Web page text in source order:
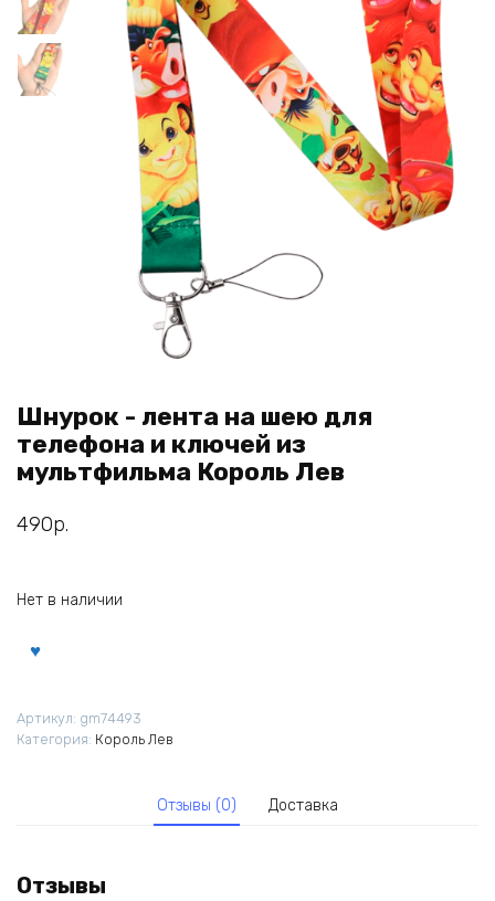
Шнурок - лента на шею для
телефона и ключей из
мультфильма Король Лев
490р.
Нет в наличии
Артикул: gm74493
Категория: Король Лев
Отзывы (0) Доставка
Отзывы